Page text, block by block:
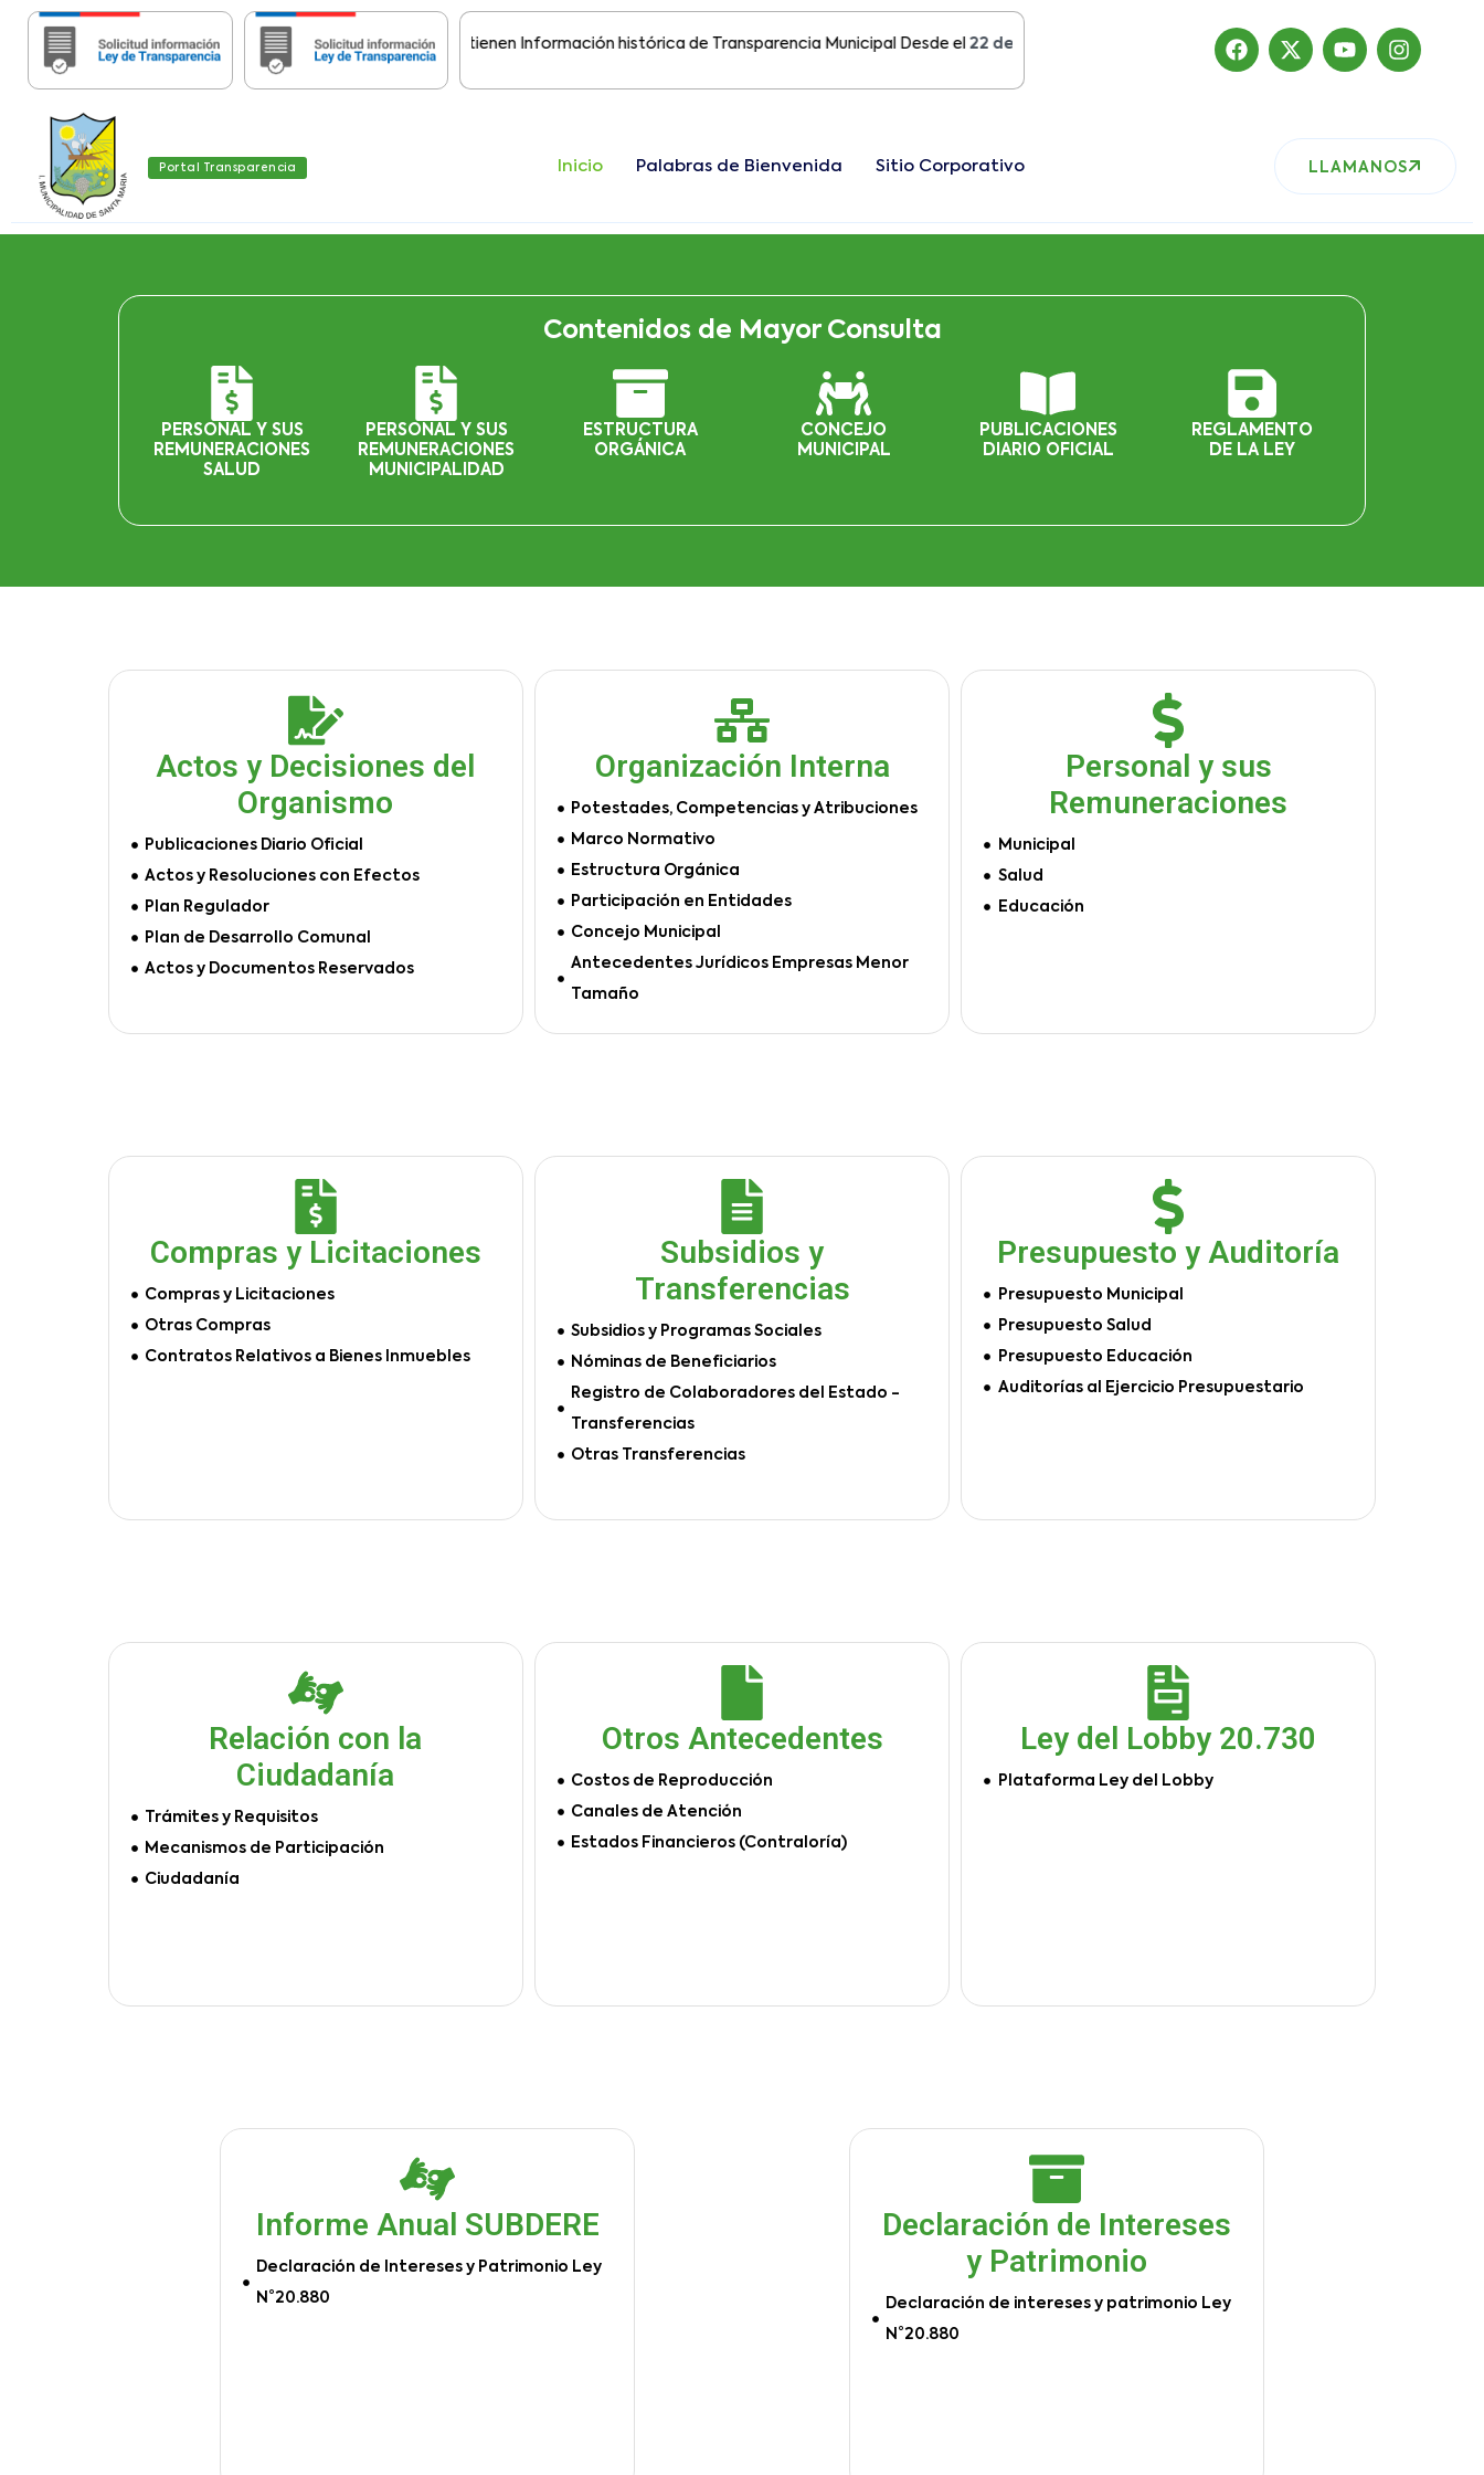
Importante:Estas páginas contienen Información histórica de Transparencia Municipal Desde el22 de Agosto del 2019 , nuestro sitio ha migrado
Portal Transparencia Inicio Palabras de Bienvenida Sitio Corporativo LLAMANOS
Contenidos de Mayor Consulta
PERSONAL Y SUS
REMUNERACIONES
SALUD
PERSONAL Y SUS
REMUNERACIONES
MUNICIPALIDAD
ESTRUCTURA
ORGÁNICA
CONCEJO
MUNICIPAL
PUBLICACIONES
DIARIO OFICIAL
REGLAMENTO
DE LA LEY
Actos y Decisiones del
Organismo
Publicaciones Diario Oficial
Actos y Resoluciones con Efectos
Plan Regulador
Plan de Desarrollo Comunal
Actos y Documentos Reservados
Organización Interna
Potestades, Competencias y Atribuciones
Marco Normativo
Estructura Orgánica
Participación en Entidades
Concejo Municipal
Antecedentes Jurídicos Empresas Menor
Tamaño
Personal y sus
Remuneraciones
Municipal
Salud
Educación
Compras y Licitaciones
Compras y Licitaciones
Otras Compras
Contratos Relativos a Bienes Inmuebles
Subsidios y
Transferencias
Subsidios y Programas Sociales
Nóminas de Beneficiarios
Registro de Colaboradores del Estado -
Transferencias
Otras Transferencias
Presupuesto y Auditoría
Presupuesto Municipal
Presupuesto Salud
Presupuesto Educación
Auditorías al Ejercicio Presupuestario
Relación con la
Ciudadanía
Trámites y Requisitos
Mecanismos de Participación
Ciudadanía
Otros Antecedentes
Costos de Reproducción
Canales de Atención
Estados Financieros (Contraloría)
Ley del Lobby 20.730
Plataforma Ley del Lobby
Informe Anual SUBDERE
Declaración de Intereses y Patrimonio Ley
N°20.880
Declaración de Intereses
y Patrimonio
Declaración de intereses y patrimonio Ley
N°20.880